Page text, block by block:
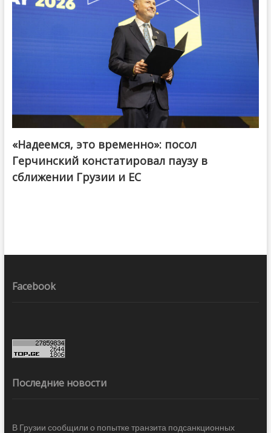
«Надеемся, это временно»: посол
Герчинский констатировал паузу в
сближении Грузии и ЕС
Facebook
Последние новости
В Грузии сообщили о попытке транзита подсанкционных